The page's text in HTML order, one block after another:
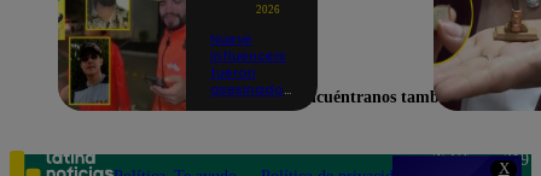
X
2026
Nueve
influencers
fueron
asesinados
el Cártel de
Encuéntranos también en
Teléfono: 219